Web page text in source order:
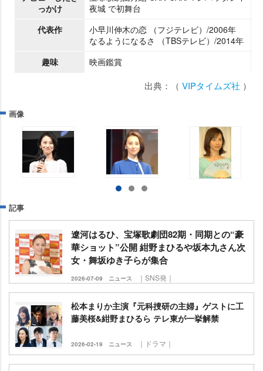
っかけ
夜城 で初舞台
代表作
小早川伸木の恋 （フジテレビ）/2006年
なるようになるさ （TBSテレビ）/2014年
趣味
映画鑑賞
出典：（ VIPタイムズ社 ）
画像
記事
遼河はるひ、宝塚歌劇団82期・同期との“豪
華ショット”公開 紺野まひるや坂本九さん次
女・舞坂ゆき子らが集合
2026-07-09 ニュース ｜SNS発｜
松本まりか主演『元科捜研の主婦』ゲストに工
藤美桜&紺野まひるら テレ東が一挙解禁
2026-02-19 ニュース ｜ドラマ｜